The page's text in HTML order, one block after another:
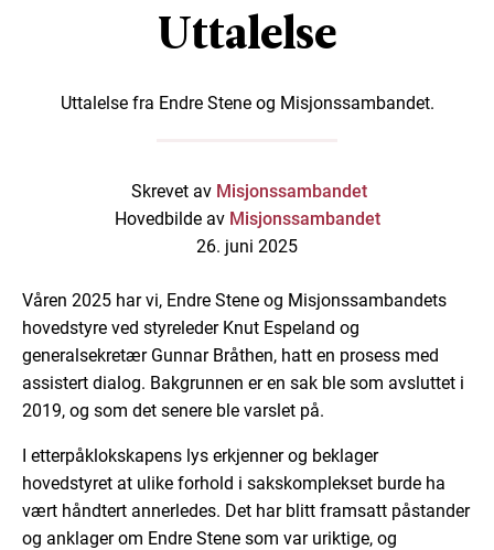
Uttalelse
Uttalelse fra Endre Stene og Misjonssambandet.
Skrevet av Misjonssambandet
Hovedbilde av Misjonssambandet
26. juni 2025
Våren 2025 har vi, Endre Stene og Misjonssambandets
hovedstyre ved styreleder Knut Espeland og
generalsekretær Gunnar Bråthen, hatt en prosess med
assistert dialog. Bakgrunnen er en sak ble som avsluttet i
2019, og som det senere ble varslet på.
I etterpåklokskapens lys erkjenner og beklager
hovedstyret at ulike forhold i sakskomplekset burde ha
vært håndtert annerledes. Det har blitt framsatt påstander
og anklager om Endre Stene som var uriktige, og